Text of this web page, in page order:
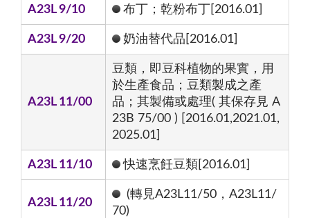
A23L 9/10 布丁；乾粉布丁[2016.01]
A23L 9/20 奶油替代品[2016.01]
A23L 11/00
豆類，即豆科植物的果實，用
於生產食品；豆類製成之產
品；其製備或處理( 其保存見 A
23B 75/00 ) [2016.01,2021.01,
2025.01]
A23L 11/10 快速烹飪豆類[2016.01]
A23L 11/20
(轉見A23L11/50，A23L11/
70)